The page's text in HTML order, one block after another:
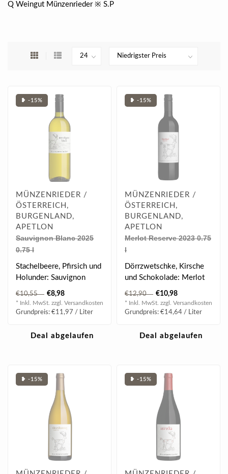
Q Weingut Münzenrieder ※ S.P
❥ -15%
MÜNZENRIEDER /
ÖSTERREICH,
BURGENLAND,
APETLON
Sauvignon Blanc 2025
0.75 l
Stachelbeere, Pfirsich und
Holunder: Sauvignon
Blanc 2025 aus der Ried
Salzgrün..
€10,55 €8,98
* Inkl. MwSt. zzgl. Versandkosten
Grundpreis: €11,97 / Liter
Deal abgelaufen
❥ -15%
MÜNZENRIEDER /
ÖSTERREICH,
BURGENLAND,
APETLON
Merlot Reserve 2023 0.75
l
Dörrzwetschke, Kirsche
und Schokolade: Merlot
Reserve 2023 aus der
Ried Neubruc..
€12,90 €10,98
* Inkl. MwSt. zzgl. Versandkosten
Grundpreis: €14,64 / Liter
Deal abgelaufen
❥ -15% ❥ -15%